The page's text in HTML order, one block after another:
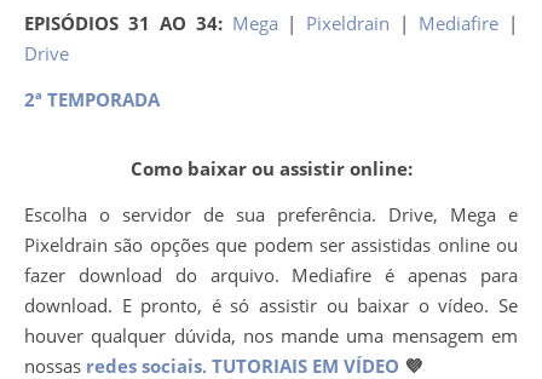
EPISÓDIOS 31 AO 34: Mega | Pixeldrain | Mediafire |
Drive
2ª TEMPORADA
Como baixar ou assistir online:
Escolha o servidor de sua preferência. Drive, Mega e
Pixeldrain são opções que podem ser assistidas online ou
fazer download do arquivo. Mediafire é apenas para
download. E pronto, é só assistir ou baixar o vídeo. Se
houver qualquer dúvida, nos mande uma mensagem em
nossas redes sociais. TUTORIAIS EM VÍDEO 💜